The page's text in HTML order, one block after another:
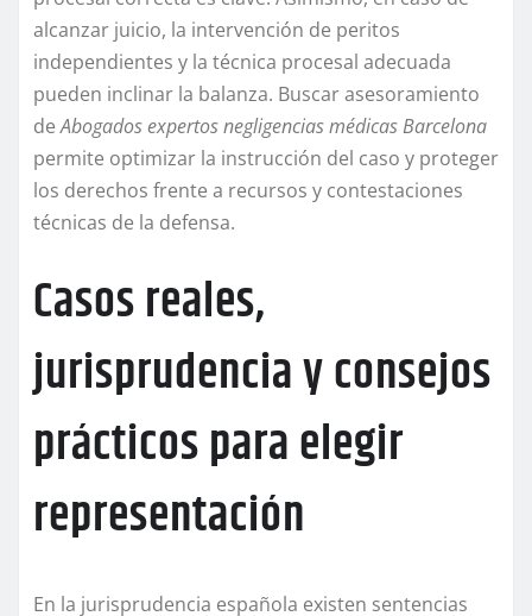
alcanzar juicio, la intervención de peritos
independientes y la técnica procesal adecuada
pueden inclinar la balanza. Buscar asesoramiento
deAbogados expertos negligencias médicas Barcelona
permite optimizar la instrucción del caso y proteger
los derechos frente a recursos y contestaciones
técnicas de la defensa.
Casos reales,
jurisprudencia y consejos
prácticos para elegir
representación
En la jurisprudencia española existen sentencias